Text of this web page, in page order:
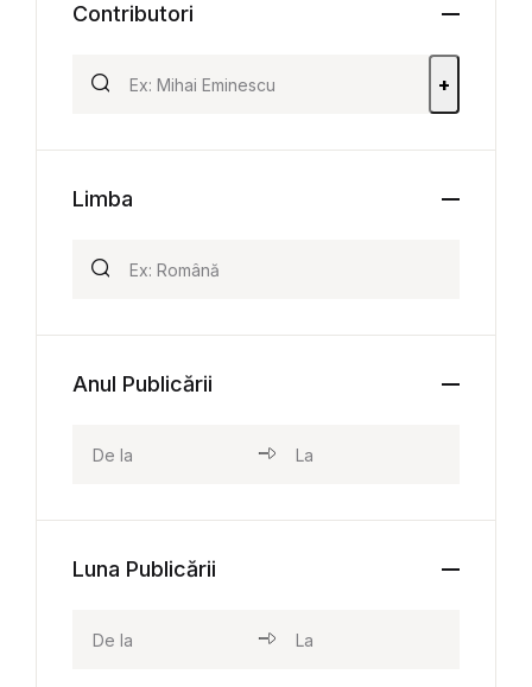
Contributori
+
Limba
Anul Publicării
Luna Publicării